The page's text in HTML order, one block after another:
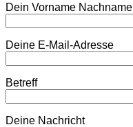
Dein Vorname Nachname
Deine E-Mail-Adresse
Betreff
Deine Nachricht